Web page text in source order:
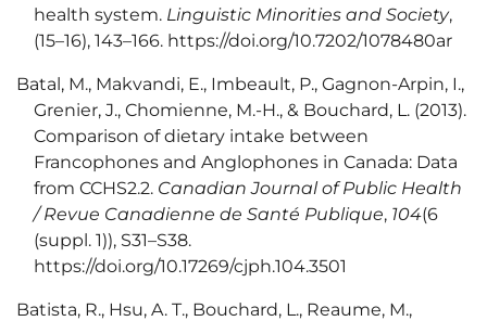
health system. Linguistic Minorities and Society,
(15–16), 143–166. https://doi.org/10.7202/1078480ar
Batal, M., Makvandi, E., Imbeault, P., Gagnon-Arpin, I.,
Grenier, J., Chomienne, M.-H., & Bouchard, L. (2013).
Comparison of dietary intake between
Francophones and Anglophones in Canada: Data
from CCHS2.2. Canadian Journal of Public Health
/ Revue Canadienne de Santé Publique, 104(6
(suppl. 1)), S31–S38.
https://doi.org/10.17269/cjph.104.3501
Batista, R., Hsu, A. T., Bouchard, L., Reaume, M.,